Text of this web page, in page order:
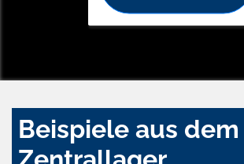
Beispiele aus dem